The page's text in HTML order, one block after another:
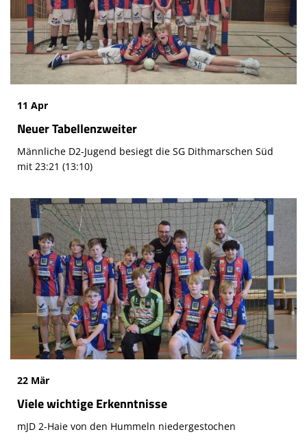
11 Apr
Neuer Tabellenzweiter
Männliche D2-Jugend besiegt die SG Dithmarschen Süd
mit 23:21 (13:10)
22 Mär
Viele wichtige Erkenntnisse
mJD 2-Haie von den Hummeln niedergestochen